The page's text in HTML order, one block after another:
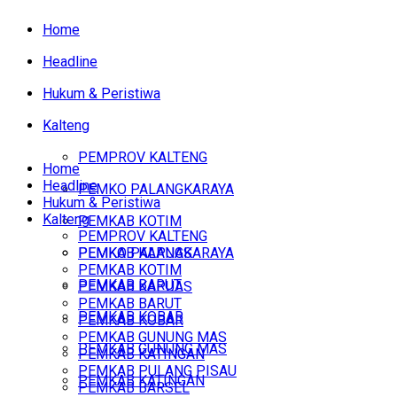
Home
Headline
Hukum & Peristiwa
Kalteng
PEMPROV KALTENG
PEMKO PALANGKARAYA
PEMKAB KOTIM
PEMKAB KAPUAS
PEMKAB BARUT
PEMKAB KOBAR
PEMKAB GUNUNG MAS
PEMKAB KATINGAN
Home
Headline
Hukum & Peristiwa
Kalteng
PEMPROV KALTENG
PEMKO PALANGKARAYA
PEMKAB KOTIM
PEMKAB KAPUAS
PEMKAB BARUT
PEMKAB KOBAR
PEMKAB GUNUNG MAS
PEMKAB KATINGAN
PEMKAB PULANG PISAU
PEMKAB BARSEL